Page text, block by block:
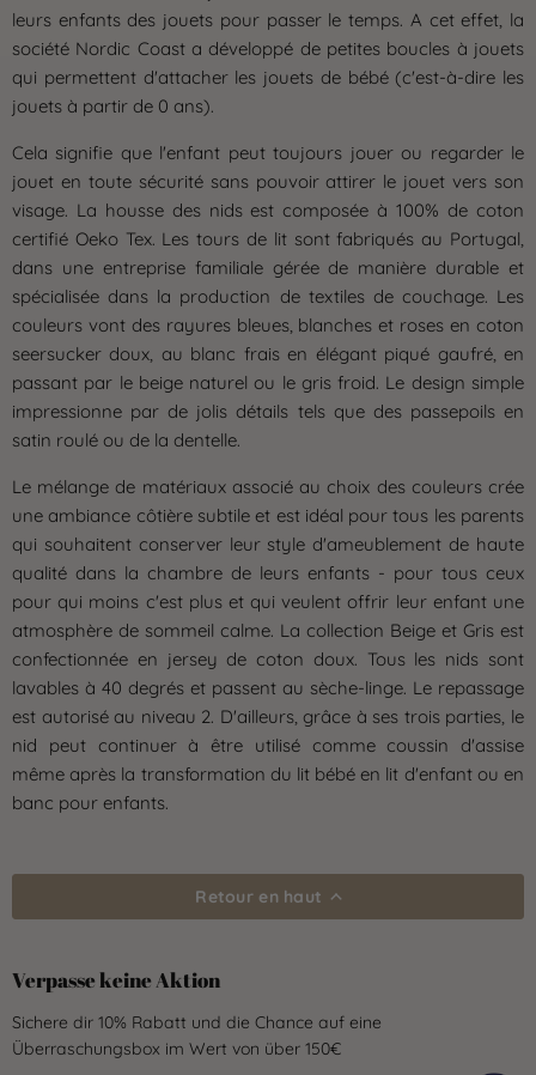
leurs enfants des jouets pour passer le temps. A cet effet, la
société Nordic Coast a développé de petites boucles à jouets
qui permettent d'attacher les jouets de bébé (c'est-à-dire les
jouets à partir de 0 ans).
Cela signifie que l'enfant peut toujours jouer ou regarder le
jouet en toute sécurité sans pouvoir attirer le jouet vers son
visage. La housse des nids est composée à 100% de coton
certifié Oeko Tex. Les tours de lit sont fabriqués au Portugal,
dans une entreprise familiale gérée de manière durable et
spécialisée dans la production de textiles de couchage. Les
couleurs vont des rayures bleues, blanches et roses en coton
seersucker doux, au blanc frais en élégant piqué gaufré, en
passant par le beige naturel ou le gris froid. Le design simple
impressionne par de jolis détails tels que des passepoils en
satin roulé ou de la dentelle.
Le mélange de matériaux associé au choix des couleurs crée
une ambiance côtière subtile et est idéal pour tous les parents
qui souhaitent conserver leur style d'ameublement de haute
qualité dans la chambre de leurs enfants - pour tous ceux
pour qui moins c'est plus et qui veulent offrir leur enfant une
atmosphère de sommeil calme. La collection Beige et Gris est
confectionnée en jersey de coton doux. Tous les nids sont
lavables à 40 degrés et passent au sèche-linge. Le repassage
est autorisé au niveau 2. D'ailleurs, grâce à ses trois parties, le
nid peut continuer à être utilisé comme coussin d'assise
même après la transformation du lit bébé en lit d'enfant ou en
banc pour enfants.
Retour en haut
Verpasse keine Aktion
Sichere dir 10% Rabatt und die Chance auf eine
Überraschungsbox im Wert von über 150€